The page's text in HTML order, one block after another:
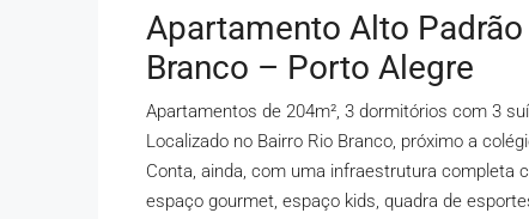
Apartamento Alto Padrão
Branco – Porto Alegre
Apartamentos de 204m², 3 dormitórios com 3
Localizado no Bairro Rio Branco, próximo a
Conta, ainda, com uma infraestrutura completa
espaço gourmet, espaço kids, quadra de